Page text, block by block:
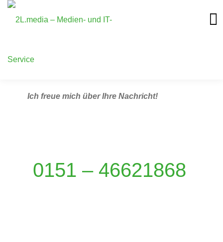
Ich freue mich über Ihre Nachricht!
0151 – 46621868